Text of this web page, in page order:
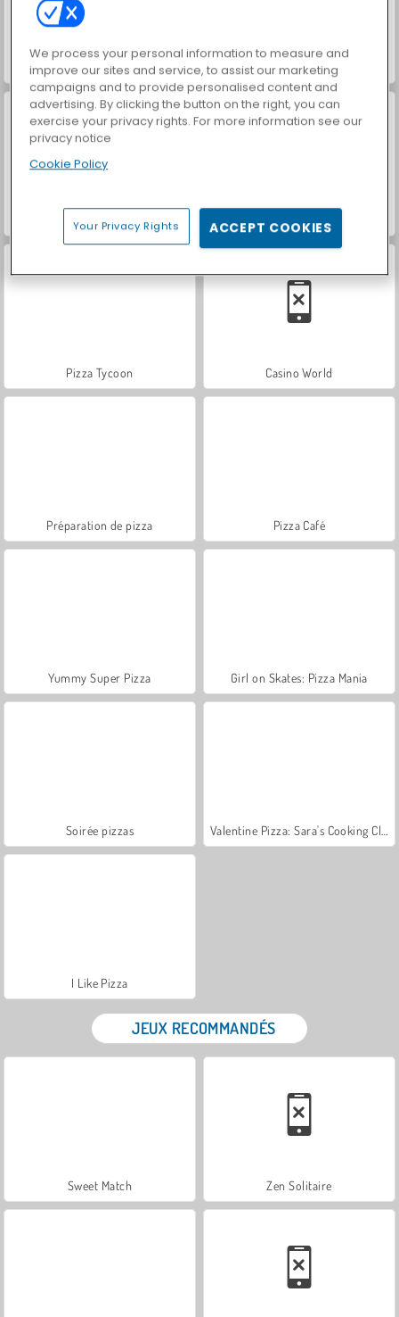
ASMR Makeover & Makeup Studio Royal Story
Car Parking City Duel Let's Fish!
Pizza Tycoon Casino World
Préparation de pizza Pizza Café
Yummy Super Pizza Girl on Skates: Pizza Mania
Soirée pizzas
I Like Pizza
JEUX RECOMMANDÉS
Sweet Match Zen Solitaire
We process your personal information to measure and
improve our sites and service, to assist our marketing
campaigns and to provide personalised content and
advertising. By clicking the button on the right, you can
exercise your privacy rights. For more information see our
privacy notice
Cookie Policy
Your Privacy Rights ACCEPT COOKIES